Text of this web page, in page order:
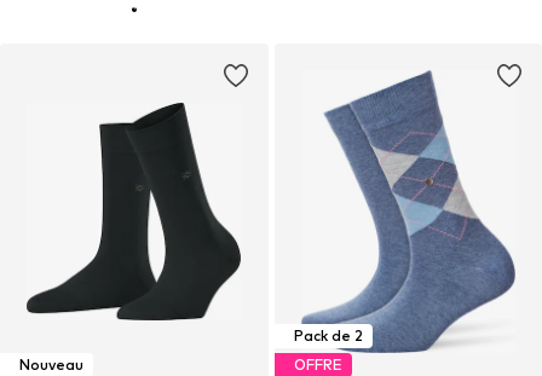
Nouveau
Pack de 2
OFFRE